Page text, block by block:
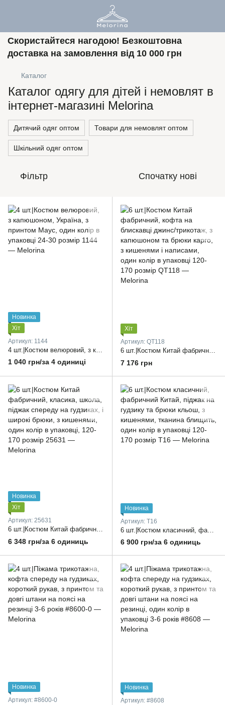
Скористайтеся нагодою! Безкоштовна
доставка на замовлення від 10 000 грн
Каталог
Каталог одягу для дітей і немовлят в
інтернет-магазині Melorina
Дитячий одяг оптом Товари для немовлят оптом
Шкільний одяг оптом
Фільтр Спочатку нові
Новинка
Хіт
Артикул: 1144
1 040 грн/за 4 одиниці
Хіт
Артикул: QT118
6 шт.|Костюм Китай фабричний, кофта на блискавці джинс/трикотаж, з капюшоном та брюки карго, з кишенями і написами, один колір в упаковці 120-170 розмір
7 176 грн
Новинка
Хіт
Артикул: 25631
6 шт.|Костюм Китай фабричний, класика, школа, піджак спереду на гудзиках, і широкі брюки, з кишенями, один колір в упаковці, 120-170 розмір
6 348 грн/за 6 одиниць
Новинка
Артикул: T16
6 900 грн/за 6 одиниць
Новинка
Артикул: #8600-0
Новинка
Артикул: #8608